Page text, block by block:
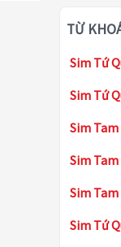
TỪ
Sim Tứ
Sim Tứ
Sim Tam
Sim Tam
Sim Tam
Sim Tứ